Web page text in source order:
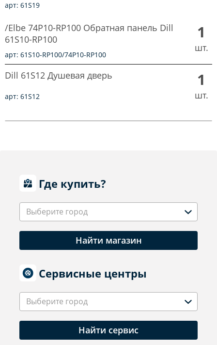
арт: 61S19
/Elbe 74P10-RP100 Обратная панель Dill
61S10-RP100
арт: 61S10-RP100/74P10-RP100
1
шт.
Dill 61S12 Душевая дверь
арт: 61S12
1
шт.
Где купить?
Выберите город
Найти магазин
Сервисные центры
Выберите город
Найти сервис